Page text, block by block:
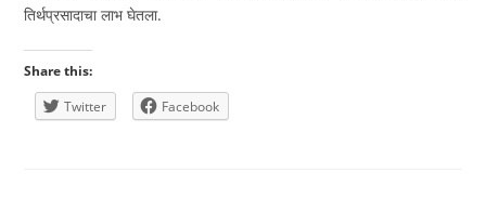
तिर्थप्रसादाचा लाभ घेतला.
Share this:
Twitter
Facebook